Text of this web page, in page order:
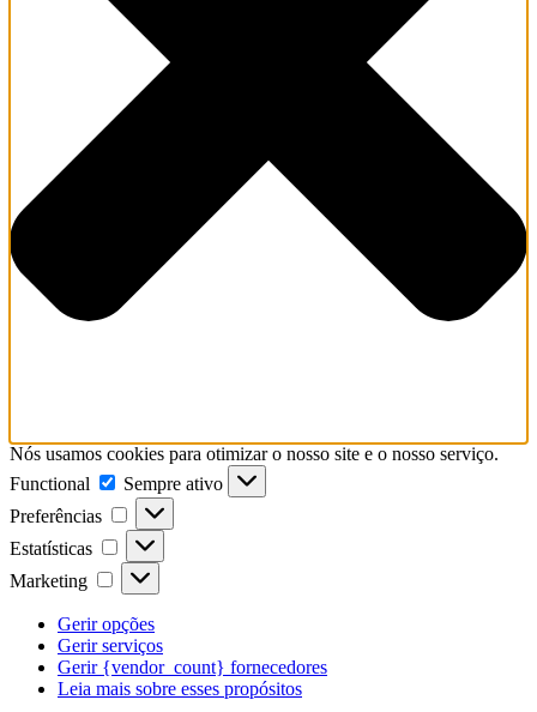
Nós usamos cookies para otimizar o nosso site e o nosso serviço.
Functional
Functional
Sempre ativo
Preferências
Preferências
Estatísticas Estatísticas
Marketing Marketing
Gerir opções
Gerir serviços
Gerir {vendor_count} fornecedores
Leia mais sobre esses propósitos